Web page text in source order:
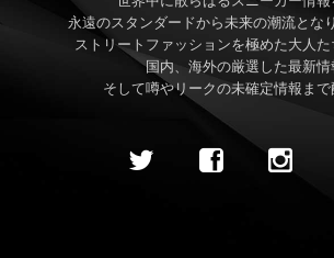
永遠のスタンダードから未来の潮流とな
ストリートファッションを極めた大人
国内、海外の厳選した最新情
そして噂やリークの未確定情報まで